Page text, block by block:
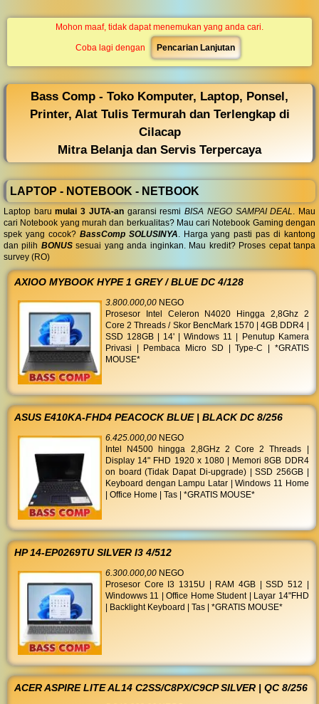
Mohon maaf, tidak dapat menemukan yang anda cari.
Coba lagi dengan Pencarian Lanjutan
Bass Comp - Toko Komputer, Laptop, Ponsel,
Printer, Alat Tulis Termurah dan Terlengkap di
Cilacap
Mitra Belanja dan Servis Terpercaya
LAPTOP - NOTEBOOK - NETBOOK
Laptop barumulai 3 JUTA-angaransi resmiBISA NEGO SAMPAI DEAL. Mau
cari Notebook yang murah dan berkualitas? Mau cari Notebook Gaming dengan
spek yang cocok? BassComp SOLUSINYA. Harga yang pasti pas di kantong
dan pilih BONUSsesuai yang anda inginkan. Mau kredit? Proses cepat tanpa
survey (RO)
AXIOO MYBOOK HYPE 1 GREY / BLUE DC 4/128
3.800.000,00 NEGO
Prosesor Intel Celeron N4020 Hingga 2,8Ghz 2
Core 2 Threads / Skor BencMark 1570 | 4GB DDR4 |
SSD 128GB | 14' | Windows 11 | Penutup Kamera
Privasi | Pembaca Micro SD | Type-C | *GRATIS
MOUSE*
ASUS E410KA-FHD4 PEACOCK BLUE | BLACK DC 8/256
6.425.000,00 NEGO
Intel N4500 hingga 2,8GHz 2 Core 2 Threads |
Display 14" FHD 1920 x 1080 | Memori 8GB DDR4
on board (Tidak Dapat Di-upgrade) | SSD 256GB |
Keyboard dengan Lampu Latar | Windows 11 Home
| Office Home | Tas | *GRATIS MOUSE*
HP 14-EP0269TU SILVER I3 4/512
6.300.000,00 NEGO
Prosesor Core I3 1315U | RAM 4GB | SSD 512 |
Windowws 11 | Office Home Student | Layar 14"FHD
| Backlight Keyboard | Tas | *GRATIS MOUSE*
ACER ASPIRE LITE AL14 C2SS/C8PX/C9CP SILVER | QC 8/256